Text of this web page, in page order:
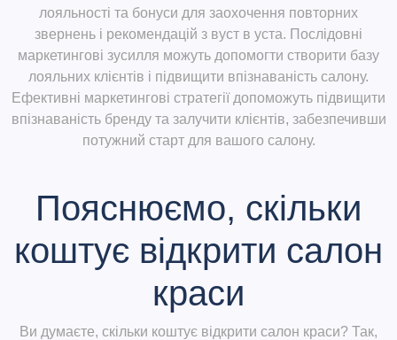
лояльності та бонуси для заохочення повторних
звернень і рекомендацій з вуст в уста. Послідовні
маркетингові зусилля можуть допомогти створити базу
лояльних клієнтів і підвищити впізнаваність салону.
Ефективні маркетингові стратегії допоможуть підвищити
впізнаваність бренду та залучити клієнтів, забезпечивши
потужний старт для вашого салону.
Пояснюємо, скільки
коштує відкрити салон
краси
Ви думаєте, скільки коштує відкрити салон краси? Так,